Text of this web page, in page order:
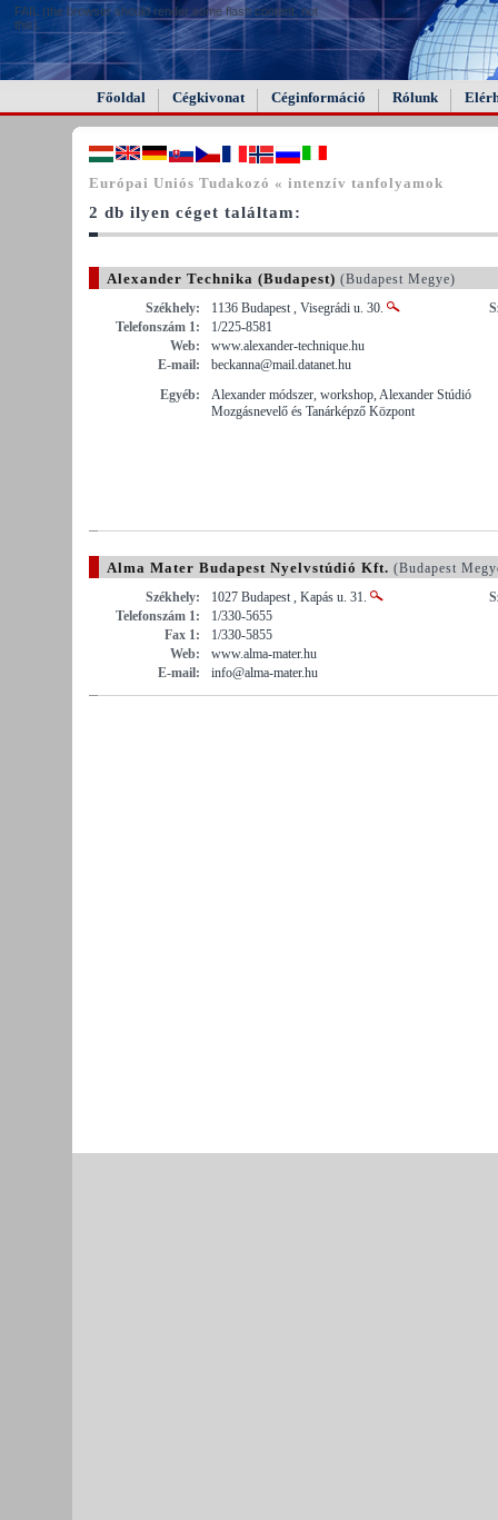
FAIL (the browser should render some flash content, not
this).
Főoldal Cégkivonat Céginformáció Rólunk
Európai Uniós Tudakozó « intenzív tanfolyamok
2 db ilyen céget találtam:
Alexander Technika (Budapest) (Budapest Megye)
Székhely:
1136 Budapest , Visegrádi u. 30.
Telefonszám 1:
1/225-8581
Web:
www.alexander-technique.hu
E-mail:
beckanna@mail.datanet.hu
Egyéb:
Alexander módszer, workshop, Alexander Stúdió
Mozgásnevelő és Tanárképző Központ
Alma Mater Budapest Nyelvstúdió Kft. (Budapest
Székhely:
1027 Budapest , Kapás u. 31.
Telefonszám 1:
1/330-5655
Fax 1:
1/330-5855
Web:
www.alma-mater.hu
E-mail:
info@alma-mater.hu